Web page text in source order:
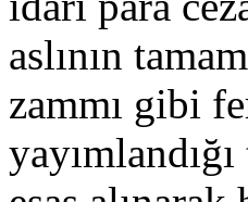
aslının
zammı gibi